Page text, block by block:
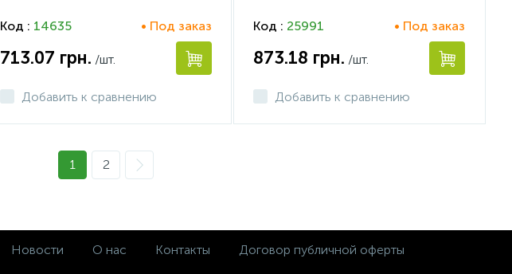
Код : 14635 • Под заказ
713.07 грн. /шт.
Добавить к сравнению
Код : 25991 • Под заказ
873.18 грн. /шт.
Добавить к сравнению
1 2
Новости О нас Контакты Договор публичной оферты